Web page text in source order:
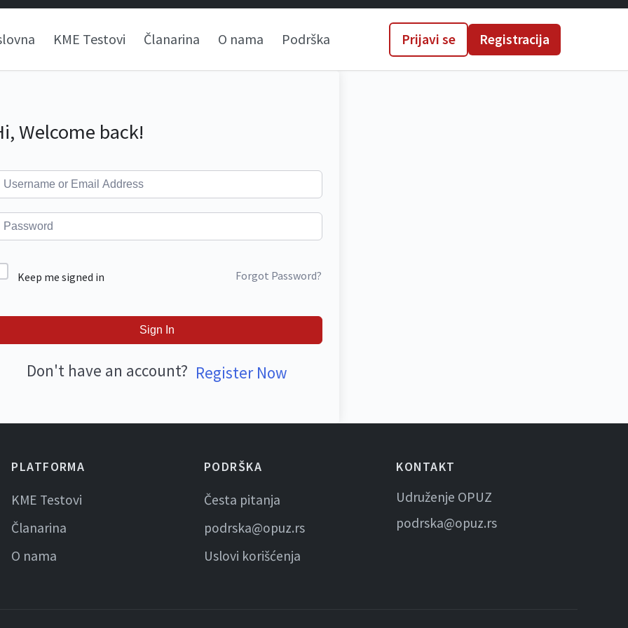
KME Testovi Članarina O nama Podrška Prijavi se Registracija
Welcome back!
Keep me signed in Forgot Password?
Sign In
Don't have an account? Register Now
PLATFORMA
KME Testovi
Članarina
O nama
PODRŠKA
Česta pitanja
podrska@opuz.rs
Uslovi korišćenja
KONTAKT
Udruženje OPUZ
podrska@opuz.rs